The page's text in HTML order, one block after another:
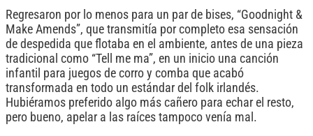
Regresaron por lo menos para un par de bises, “Goodnight &
Make Amends”, que transmitía por completo esa sensación
de despedida que flotaba en el ambiente, antes de una pieza
tradicional como “Tell me ma”, en un inicio una canción
infantil para juegos de corro y comba que acabó
transformada en todo un estándar del folk irlandés.
Hubiéramos preferido algo más cañero para echar el resto,
pero bueno, apelar a las raíces tampoco venía mal.